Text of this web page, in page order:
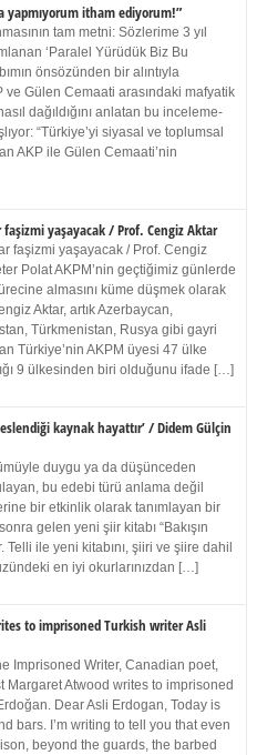
yapmıyorum itham ediyorum!”
tam metni: Sözlerime 3 yıl
‘Paralel Yürüdük Biz Bu
önsözünden bir alıntıyla
ve Gülen Cemaati arasındaki mafyatik
dağıldığını anlatan bu inceleme-
“Türkiye’yi siyasal ve toplumsal
AKP ile Gülen Cemaati’nin
yaşayacak / Prof. Cengiz Aktar
faşizmi yaşayacak / Prof. Cengiz
Polat AKPM’nin geçtiğimiz günlerde
almasını küme düşmek olarak
Aktar, artık Azerbaycan,
Türkmenistan, Rusya gibi gayri
Türkiye’nin AKPM üyesi 47 ülke
9 ülkesinden biri olduğunu ifade […]
kaynak hayattır’ / Didem Gülçin
duygu ya da düşünceden
bu edebi türü anlama değil
bir etkinlik olarak tanımlayan bir
gelen yeni şiir kitabı “Bakışın
ile yeni kitabını, şiiri ve şiire dahil
en iyi okurlarınızdan […]
to imprisoned Turkish writer Asli
Imprisoned Writer, Canadian poet,
Margaret Atwood writes to imprisoned
Dear Asli Erdogan, Today is
bars. I’m writing to tell you that even
beyond the guards, the barbed